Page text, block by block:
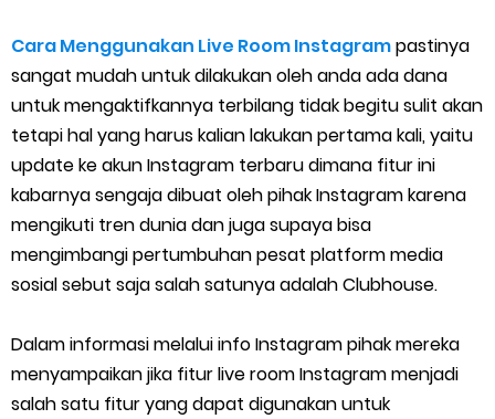
5 Versi Map Paling Gacor Untuk Ojek Online
Penyebab dan Cara Memulihkan Akun Gojek Dibekukan
Cara Menghitung Penghasilan Grab Sesuai dengan Orderan
Cara Menggunakan Paket Telkomsel Mitra Gojek
5 Cara Top Up InDriver dengan Mudah
5 Biaya Potongan Shopee Food yang Perlu Kamu Ketahui
10 Cara Jitu Autobid Untuk Lala Motor dan Mobil 2023
Cara Menggunakan Live Room Instagrampastinya
sangat mudah untuk dilakukan oleh anda ada dana
untuk mengaktifkannya terbilang tidak begitu sulit akan
tetapi hal yang harus kalian lakukan pertama kali, yaitu
update ke akun Instagram terbaru dimana fitur ini
kabarnya sengaja dibuat oleh pihak Instagram karena
mengikuti tren dunia dan juga supaya bisa
mengimbangi pertumbuhan pesat platform media
sosial sebut saja salah satunya adalah Clubhouse.
Dalam informasi melalui info Instagram pihak mereka
menyampaikan jika fitur live room Instagram menjadi
salah satu fitur yang dapat digunakan untuk